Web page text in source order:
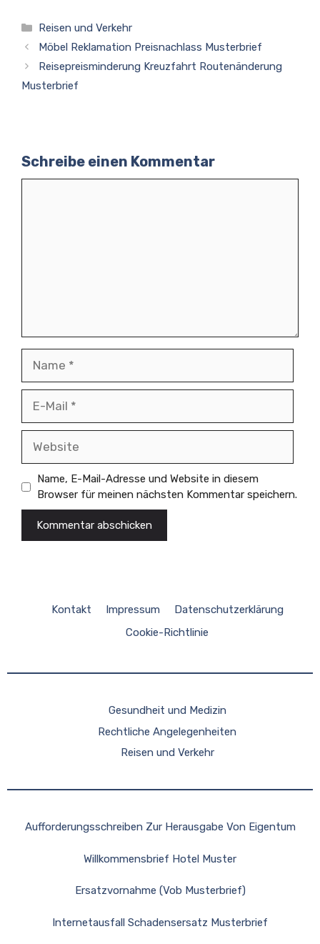
Kategorien
Reisen und Verkehr
Möbel Reklamation Preisnachlass Musterbrief
Reisepreisminderung Kreuzfahrt Routenänderung
Musterbrief
Schreibe einen Kommentar
Mail
Name, E-Mail-Adresse und Website in diesem
Browser für meinen nächsten Kommentar speichern.
Kontakt Impressum
Datenschutzerklärung
Cookie-Richtlinie
Gesundheit und Medizin
Rechtliche Angelegenheiten
Reisen und Verkehr
Aufforderungsschreiben Zur Herausgabe Von Eigentum
Willkommensbrief Hotel Muster
Ersatzvornahme (Vob Musterbrief)
Internetausfall Schadensersatz Musterbrief